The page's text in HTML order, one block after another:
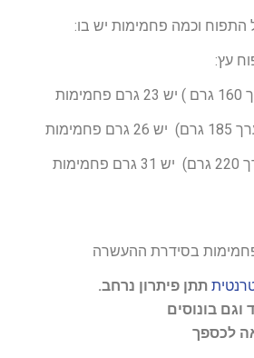
התפוח וכמה פחמימות יש בו:
עץ:
גרם פחמימות
בסידרת ההעשרה
תתן פיתרון נרחב.
וגם בונוסים
לכספך